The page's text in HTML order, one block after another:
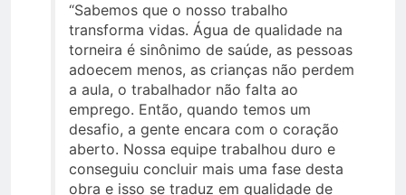
“Sabemos que o nosso trabalho
transforma vidas. Água de qualidade na
torneira é sinônimo de saúde, as pessoas
adoecem menos, as crianças não perdem
a aula, o trabalhador não falta ao
emprego. Então, quando temos um
desafio, a gente encara com o coração
aberto. Nossa equipe trabalhou duro e
conseguiu concluir mais uma fase desta
obra e isso se traduz em qualidade de